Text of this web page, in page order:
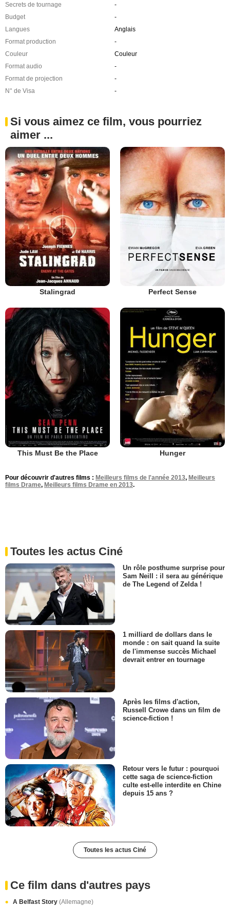
Secrets de tournage
-
Budget
-
Langues
Anglais
Format production
-
Couleur
Couleur
Format audio
-
Format de projection
-
N° de Visa
-
Si vous aimez ce film, vous pourriez
aimer ...
Stalingrad Perfect Sense
This Must Be the Place Hunger
Pour découvrir d'autres films : Meilleurs films de l'année 2013, Meilleurs
films Drame, Meilleurs films Drame en 2013.
Toutes les actus Ciné
Un rôle posthume surprise pour
Sam Neill : il sera au générique
de The Legend of Zelda !
1 milliard de dollars dans le
monde : on sait quand la suite
de l'immense succès Michael
devrait entrer en tournage
Après les films d'action,
Russell Crowe dans un film de
science-fiction !
Retour vers le futur : pourquoi
cette saga de science-fiction
culte est-elle interdite en Chine
depuis 15 ans ?
Toutes les actus Ciné
Ce film dans d'autres pays
A Belfast Story (Allemagne)